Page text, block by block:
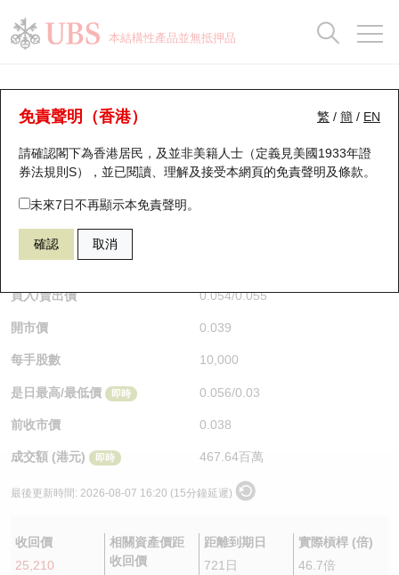
本結構性產品並無抵押品
繁 / 簡 / EN
免責聲明（香港）
請確認閣下為香港居民，及並非美籍人士（定義見美國1933年證
券法規則S），並已閱讀、理解及接受本網頁的免責聲明及條款。
未來7日不再顯示本免責聲明。
確認 取消
牛熊證分析儀
表現 街貨統計 比較
67438 瑞銀牛證 HSI 恒生指數
$0.055 0.017
買入/賣出價 0.054/0.055
開市價 0.039
每手股數 10,000
是日最高/最低價 即時 0.056/0.03
前收市價 0.038
成交額 (港元) 即時 467.64百萬
最後更新時間: 2026-08-07 16:20 (15分鐘延遲)
收回價
25,210
相關資產價距
收回價
距離到期日
721日
實際槓桿 (倍)
46.7倍
瑞銀認股證一覽
新發行瑞銀認股證
即將到期認股證
認股證到期結算價查詢
認股證分析儀
認股證速算機
認股證/牛熊證日誌
認股證文件及公告
街貨統計
比較
牛熊全景快搜
牛熊證搜尋
牛熊證街貨分佈圖
正股牛熊證列表
新發行瑞銀牛熊證
已收回牛熊證剩餘價值
牛熊證到期結算價查詢
牛熊證分析儀
牛熊證文件及公告
街貨統計
比較
十大升幅/跌幅
十大認股證成交分佈
十天股證佔大市成交
資金流
街貨統計
三十大平均引伸波幅
正股分析儀
二十大活躍股份
恒指成份股
國指成份股
科指成份股
相關資產沽空
中資ETFs溢價比較
AH 股價對照
持股比重
顯示所有持股比重
每月輪證大市專題
輪證專欄
講座及教育短片
認股證投資者教育
牛熊證投資者教育
認股證牛熊證常問問題